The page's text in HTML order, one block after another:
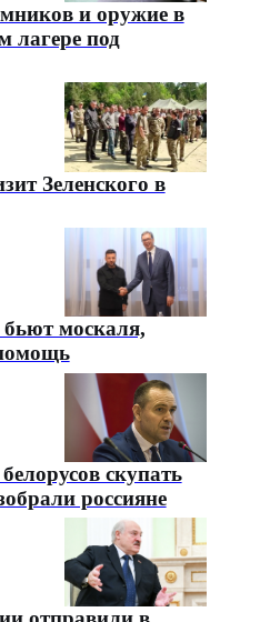
и оружие в
лагере под
Зеленского в
москаля,
скупать
россияне